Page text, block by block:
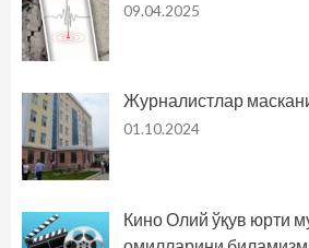
09.04.2025
Журналистлар
01.10.2024
Кино Олий ўқув юрти